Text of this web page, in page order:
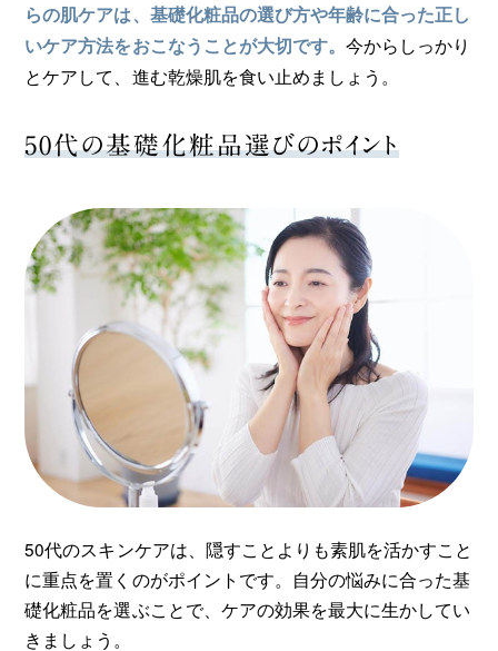
らの肌ケアは、基礎化粧品の選び方や年齢に合った正し
いケア方法をおこなうことが大切です。 今からしっかり
とケアして、進む乾燥肌を食い止めましょう。
50代の基礎化粧品選びのポイント
50代のスキンケアは、隠すことよりも素肌を活かすこと
に重点を置くのがポイントです。自分の悩みに合った基
礎化粧品を選ぶことで、ケアの効果を最大に生かしてい
きましょう。